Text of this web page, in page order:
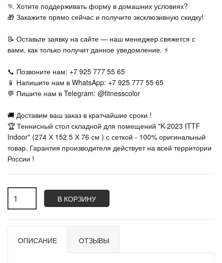
🏃‍ Хотите поддерживать форму в домашних условиях?
🎁 Закажите прямо сейчас и получите эксклюзивную скидку!
📝 Оставьте заявку на сайте — наш менеджер свяжется с
вами, как только получит данное уведомление. ⚡
📞 Позвоните нам: +7 925 777 55 65
📱 Напишите нам в WhatsApp: +7 925 777 55 65
💬 Пишите нам в Telegram: @fitnesscolor
🚚 Доставим ваш заказ в кратчайшие сроки !
🏆 Теннисный стол складной для помещений "K-2023 ITTF
Indoor" (274 Х 152.5 Х 76 см ) с сеткой - 100% оригинальный
товар. Гарантия производителя действует на всей территории
России !
В КОРЗИНУ
ОПИСАНИЕ ОТЗЫВЫ